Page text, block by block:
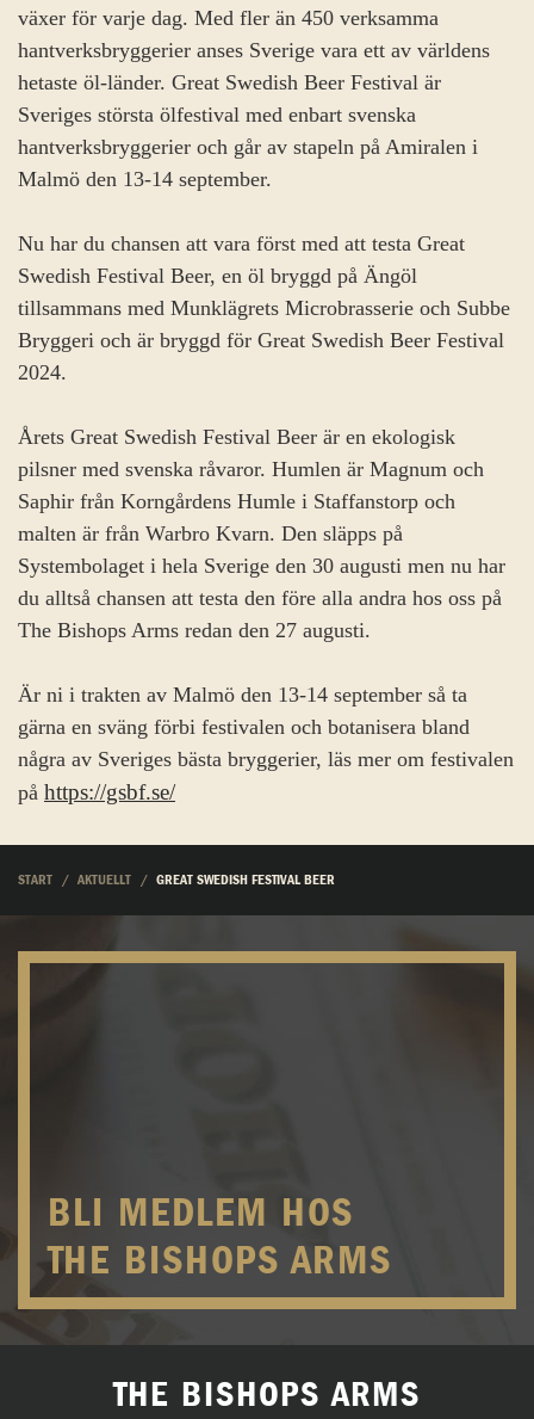
växer för varje dag. Med fler än 450 verksamma
hantverksbryggerier anses Sverige vara ett av världens
hetaste öl-länder. Great Swedish Beer Festival är
Sveriges största ölfestival med enbart svenska
hantverksbryggerier och går av stapeln på Amiralen i
Malmö den 13-14 september.
Nu har du chansen att vara först med att testa Great
Swedish Festival Beer, en öl bryggd på Ängöl
tillsammans med Munklägrets Microbrasserie och Subbe
Bryggeri och är bryggd för Great Swedish Beer Festival
2024.
Årets Great Swedish Festival Beer är en ekologisk
pilsner med svenska råvaror. Humlen är Magnum och
Saphir från Korngårdens Humle i Staffanstorp och
malten är från Warbro Kvarn. Den släpps på
Systembolaget i hela Sverige den 30 augusti men nu har
du alltså chansen att testa den före alla andra hos oss på
The Bishops Arms redan den 27 augusti.
Är ni i trakten av Malmö den 13-14 september så ta
gärna en sväng förbi festivalen och botanisera bland
några av Sveriges bästa bryggerier, läs mer om festivalen
på https://gsbf.se/
START AKTUELLT GREAT SWEDISH FESTIVAL BEER
BLI MEDLEM HOS
THE BISHOPS ARMS
THE BISHOPS ARMS